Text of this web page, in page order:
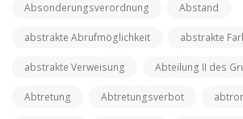
Absonderungsverordnung Abstand
abstrakte Abrufmöglichkeit abstrakte
abstrakte Verweisung Abteilung II des
Abtretung Abtretungsverbot